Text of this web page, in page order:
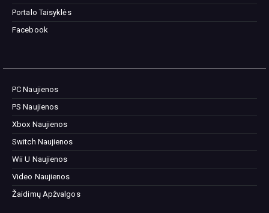
Portalo Taisyklės
Facebook
PC Naujienos
PS Naujienos
Xbox Naujienos
Switch Naujienos
Wii U Naujienos
Video Naujienos
Žaidimų Apžvalgos